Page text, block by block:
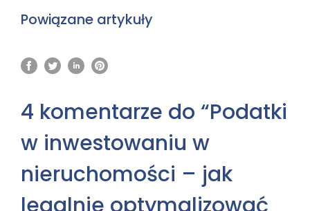
Powiązane artykuły
4 komentarze do “Podatki
w inwestowaniu w
nieruchomości – jak
legalnie optymalizować